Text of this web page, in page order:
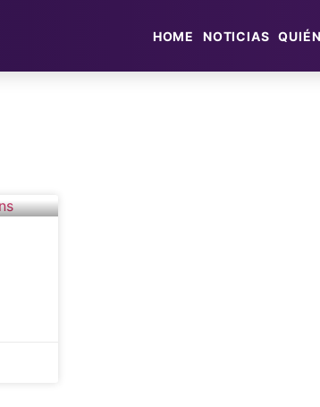
HOME NOTICIAS